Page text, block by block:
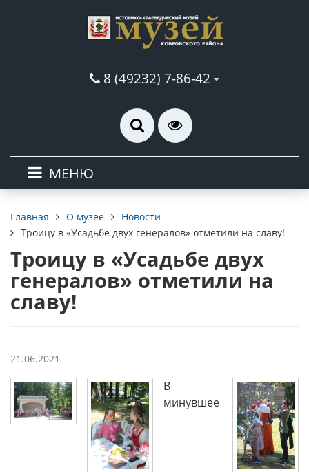
8 (49232) 7-86-42
МЕНЮ
Главная О музее
Новости
Троицу в «Усадьбе двух генералов» отметили на славу!
Троицу в «Усадьбе двух
генералов» отметили на
славу!
21.06.2021
В
минувшее